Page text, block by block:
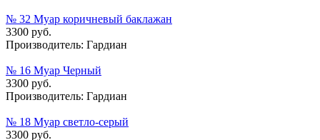
№ 32 Муар коричневый баклажан
3300 руб.
Производитель: Гардиан
№ 16 Муар Черный
3300 руб.
Производитель: Гардиан
№ 18 Муар cветло-cерый
3300 руб.